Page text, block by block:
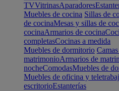
TVVitrinasAparadores
Muebles de cocina Sillas de
de cocinaMesas y sillas de
cocinaArmarios de cocina
completasCocinas a medida
Muebles de dormitorio
matrimonioArmarios de
nocheComodasMuebles de
Muebles de oficina y
escritorioEstanterías